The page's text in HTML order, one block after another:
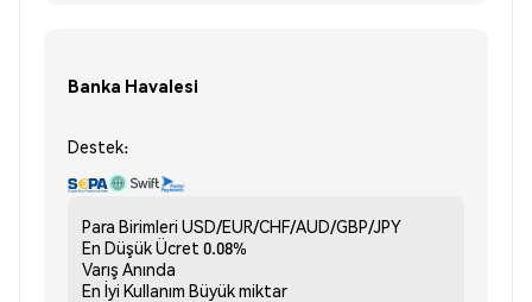
Banka Havalesi
Destek:
Para Birimleri USD/EUR/CHF/AUD/GBP/JPY
En Düşük Ücret 0.08%
Varış Anında
En İyi Kullanım Büyük miktar